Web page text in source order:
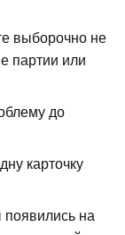
выборочно не
партии или
до
карточку
появились на